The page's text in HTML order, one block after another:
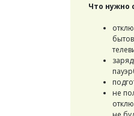
Что нужно
не